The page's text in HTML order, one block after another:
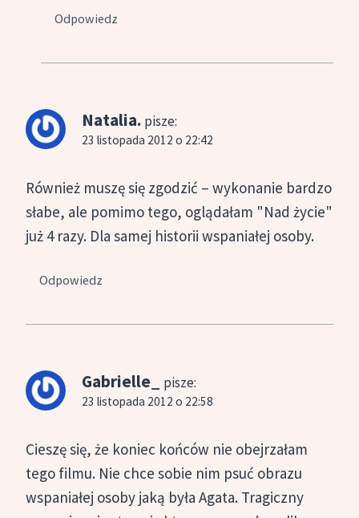
Odpowiedz
Natalia. pisze:
23 listopada 2012 o 22:42
Również muszę się zgodzić – wykonanie bardzo
słabe, ale pomimo tego, oglądałam "Nad życie"
już 4 razy. Dla samej historii wspaniałej osoby.
Odpowiedz
Gabrielle_ pisze:
23 listopada 2012 o 22:58
Cieszę się, że koniec końców nie obejrzałam
tego filmu. Nie chce sobie nim psuć obrazu
wspaniałej osoby jaką była Agata. Tragiczny